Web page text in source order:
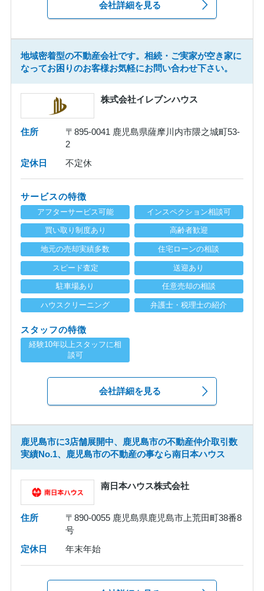
会社詳細を見る
地域密着型の不動産会社です。相続・ご実家が空き家に
なってお困りのお客様お気軽にお問い合わせ下さい。
株式会社イレブンハウス
住所
〒895-0041 鹿児島県薩摩川内市隈之城町53-
2
定休日
不定休
サービスの特徴
アフターサービス可能 インスペクション相談可
買い取り制度あり 高齢者歓迎
地元の売却実績多数 住宅ローンの相談
スピード査定 送迎あり
駐車場あり 任意売却の相談
ハウスクリーニング 弁護士・税理士の紹介
スタッフの特徴
経験10年以上スタッフに相
談可
会社詳細を見る
鹿児島市に3店舗展開中、鹿児島市の不動産仲介取引数
実績No.1、鹿児島市の不動産の事なら南日本ハウス
南日本ハウス株式会社
住所
〒890-0055 鹿児島県鹿児島市上荒田町38番8
号
定休日
年末年始